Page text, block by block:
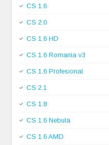
CS 1.6
CS 2.0
CS 1.6 HD
CS 1.6 Romania v3
CS 1.6 Profesional
CS 2.1
CS 1.8
CS 1.6 Nebula
CS 1.6 AMD